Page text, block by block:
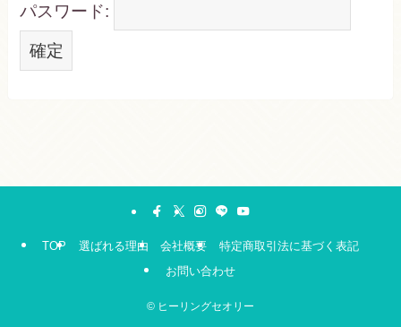
パスワード:
TOP 選ばれる理由 会社概要
特定商取引法に基づく表記
お問い合わせ
© ヒーリングセオリー